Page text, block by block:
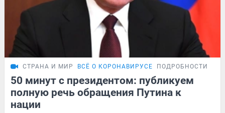
СТРАНА И МИР ВСЁ О КОРОНАВИРУСЕ ПОДРОБНОСТИ
50 минут с президентом: публикуем
полную речь обращения Путина к
нации